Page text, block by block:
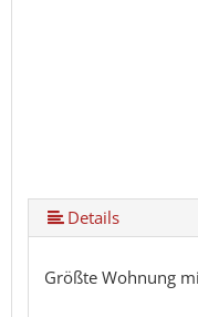
Details
Größte Wohnung